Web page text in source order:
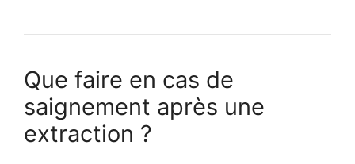
Que faire en cas de
saignement après une
extraction ?